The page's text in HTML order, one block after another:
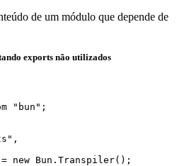
de um módulo que depende de
exports não utilizados
"bun" ;
,
= new Bun. Transpiler();